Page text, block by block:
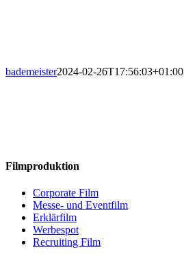
bademeister2024-02-26T17:56:03+01:00
Filmproduktion
Corporate Film
Messe- und Eventfilm
Erklärfilm
Werbespot
Recruiting Film